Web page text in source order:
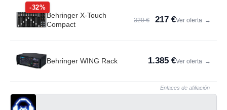
-32%
Behringer X-Touch
Compact
320 € 217 €Ver oferta →
Behringer WING Rack 1.385 €Ver oferta →
Enlaces de afiliación